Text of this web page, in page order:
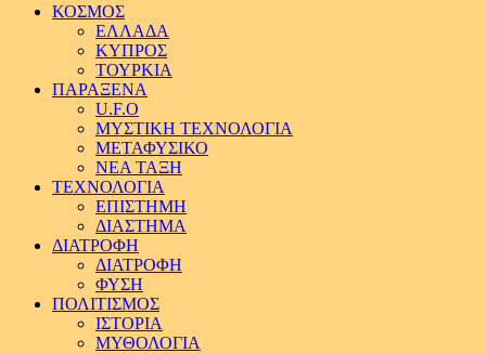
ΚΟΣΜΟΣ
ΕΛΛΑΔΑ
ΚΥΠΡΟΣ
ΤΟΥΡΚΙΑ
ΠΑΡΑΞΕΝΑ
U.F.O
ΜΥΣΤΙΚΗ ΤΕΧΝΟΛΟΓΙΑ
ΜΕΤΑΦΥΣΙΚΟ
ΝΕΑ ΤΑΞΗ
ΤΕΧΝΟΛΟΓΙΑ
ΕΠΙΣΤΗΜΗ
ΔΙΑΣΤΗΜΑ
ΔΙΑΤΡΟΦΗ
ΔΙΑΤΡΟΦΗ
ΦΥΣΗ
ΠΟΛΙΤΙΣΜΟΣ
ΙΣΤΟΡΙΑ
ΜΥΘΟΛΟΓΙΑ